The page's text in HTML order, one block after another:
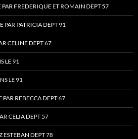
PAR FREDERIQUE ET ROMAIN DEPT 57
PAR PATRICIA DEPT 91
CELINE DEPT 67
LE 91
LE 91
PAR REBECCA DEPT 67
CELIA DEPT 57
ESTEBAN DEPT 78